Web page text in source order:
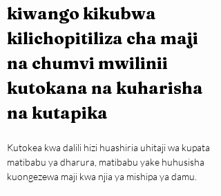
kiwango kikubwa
kilichopitiliza cha maji
na chumvi mwilinii
kutokana na kuharisha
na kutapika
Kutokea kwa dalili hizi huashiria uhitaji wa kupata
matibabu ya dharura, matibabu yake huhusisha
kuongezewa maji kwa njia ya mishipa ya damu.